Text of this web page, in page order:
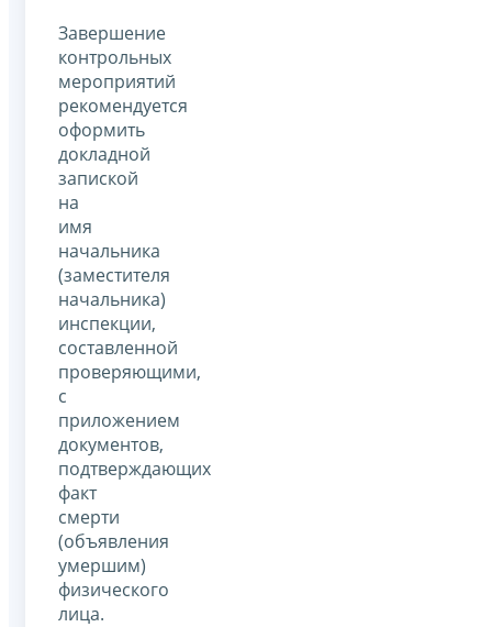
Завершение
контрольных
мероприятий
рекомендуется
оформить
докладной
запиской
на
имя
начальника
(заместителя
начальника)
инспекции,
составленной
проверяющими,
с
приложением
документов,
подтверждающих
факт
смерти
(объявления
умершим)
физического
лица.